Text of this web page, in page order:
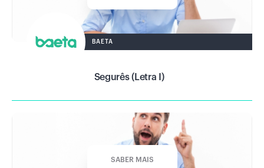
BAETA
Segurês (Letra I)
SABER MAIS